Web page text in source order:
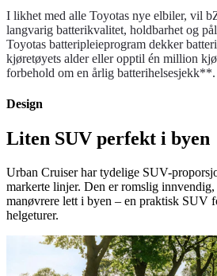
I likhet med alle Toyotas nye elbiler, vil
langvarig batterikvalitet, holdbarhet og
Toyotas batteripleieprogram dekker
kjøretøyets alder eller opptil én million
forbehold om en årlig batterihelsesjekk**.
Design
Liten SUV perfekt i byen
Urban Cruiser har tydelige SUV-
markerte linjer. Den er romslig
manøvrere lett i byen – en praktisk SUV
helgeturer.